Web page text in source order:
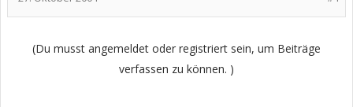
(Du musst angemeldet oder registriert sein, um Beiträge
verfassen zu können. )